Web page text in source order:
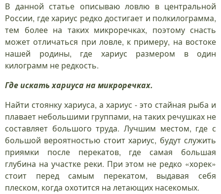
В данной статье описываю ловлю в центральной
России, где хариус редко достигает и полкилограмма,
тем более на таких микроречках, поэтому снасть
может отличаться при ловле, к примеру, на востоке
нашей родины, где хариус размером в один
килограмм не редкость.
Где искать хариуса на микроречках.
Найти стоянку хариуса, а хариус - это стайная рыба и
плавает небольшими группами, на таких речушках не
составляет большого труда. Лучшим местом, где с
большой вероятностью стоит хариус, будут служить
приямки после перекатов, где самая большая
глубина на участке реки. При этом не редко «хорек»
стоит перед самым перекатом, выдавая себя
плеском, когда охотится на летающих насекомых.